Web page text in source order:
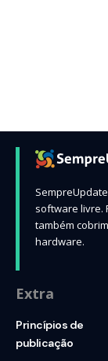
software livre.
também
hardware.
Extra
Princípios de
publicação